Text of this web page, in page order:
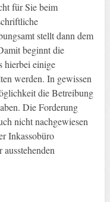
für Sie beim
stellt dann dem
beginnt die
hierbei einige
werden. In gewissen
die Betreibung
Die Forderung
nicht nachgewiesen
Inkassobüro